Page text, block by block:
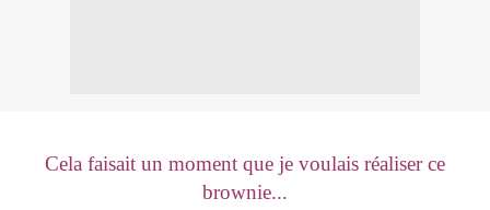
Cela faisait un moment que je voulais réaliser ce
brownie...